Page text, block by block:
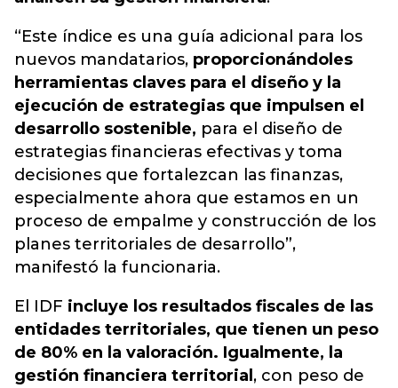
“Este índice es una guía adicional para los
nuevos mandatarios, proporcionándoles
herramientas claves para el diseño y la
ejecución de estrategias que impulsen el
desarrollo sostenible, para el diseño de
estrategias financieras efectivas y toma
decisiones que fortalezcan las finanzas,
especialmente ahora que estamos en un
proceso de empalme y construcción de los
planes territoriales de desarrollo”,
manifestó la funcionaria.
El IDF incluye los resultados fiscales de las
entidades territoriales, que tienen un peso
de 80% en la valoración. Igualmente, la
gestión financiera territorial , con peso de